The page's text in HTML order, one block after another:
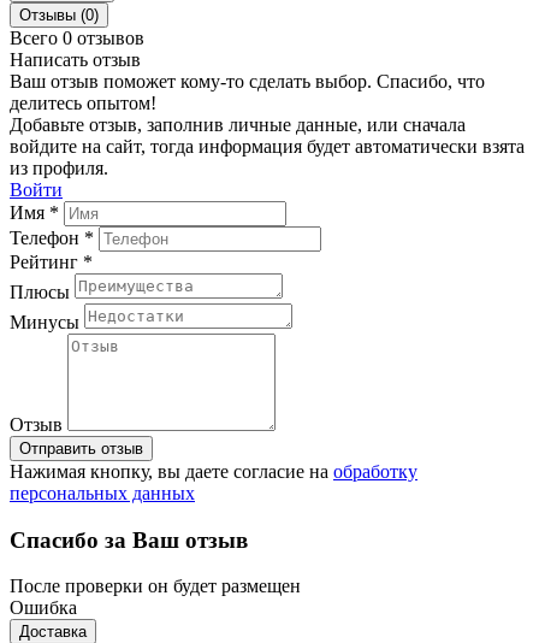
Отзывы (0)
Всего 0 отзывов
Написать отзыв
Ваш отзыв поможет кому-то сделать выбор. Спасибо, что
делитесь опытом!
Добавьте отзыв, заполнив личные данные, или сначала
войдите на сайт, тогда информация будет автоматически взята
из профиля.
Войти
Имя *
Телефон *
Рейтинг *
Плюсы
Минусы
Отзыв
Отправить отзыв
Нажимая кнопку, вы даете согласие на обработку
персональных данных
Спасибо за Ваш отзыв
После проверки он будет размещен
Ошибка
Доставка